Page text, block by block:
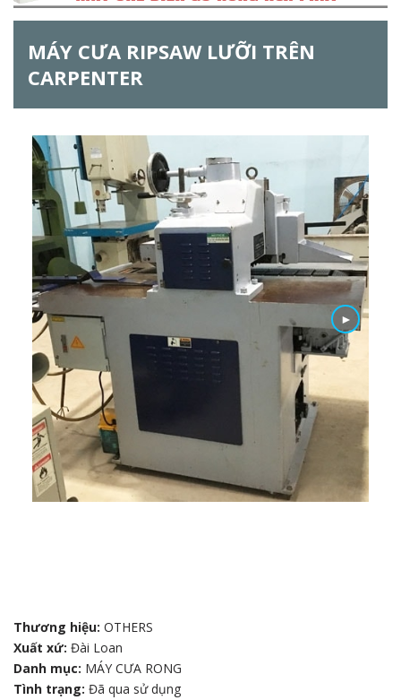
ẫ
m
m
MÁY CƯA RIPSAW LƯỠI TRÊN
CARPENTER
►
Thương hiệu: OTHERS
Xuất xứ: Đài Loan
Danh mục: MÁY CƯA RONG
Tình trạng: Đã qua sử dụng